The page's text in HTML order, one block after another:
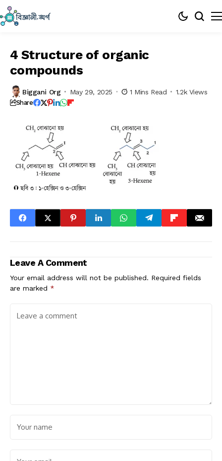
4 Structure of organic
compounds
Biggani Org May 29, 2025 1 Mins Read 1.2k Views
Share
Leave A Comment
Your email address will not be published. Required fields
are marked *